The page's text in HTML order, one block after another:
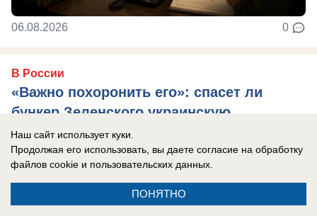
06.08.2026 0
В России
«Важно похоронить его»: спасет ли
бункер Зеленского украинскую
«верхушку» — кого надо уничтожить
первым
Украина осталась без ПВО и многие объекты
теперь не защищены.
Наш сайт использует куки.
Продолжая его использовать, вы даете согласие на обработку
файлов cookie и пользовательских данных.
ПОНЯТНО